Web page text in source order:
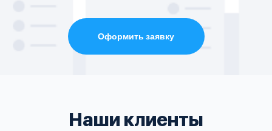
Оформить заявку
Наши клиенты